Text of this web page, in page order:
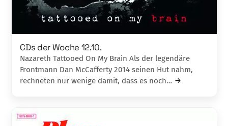
CDs der Woche 12.10.
Nazareth Tattooed On My Brain Als der legendäre
Frontmann Dan McCafferty 2014 seinen Hut nahm,
rechneten nur wenige damit, dass es noch…